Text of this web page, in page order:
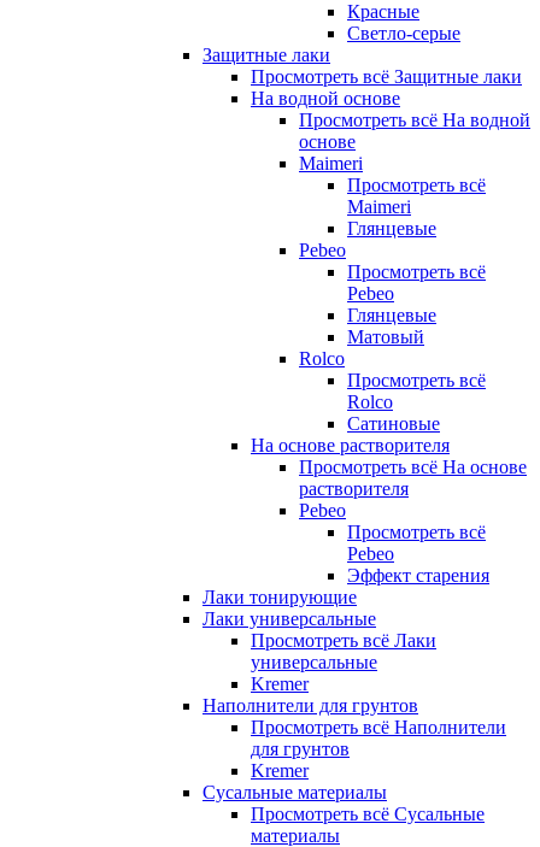
Красные
Светло-серые
Защитные лаки
Просмотреть всё Защитные лаки
На водной основе
Просмотреть всё На водной
основе
Maimeri
Просмотреть всё
Maimeri
Глянцевые
Pebeo
Просмотреть всё
Pebeo
Глянцевые
Матовый
Rolco
Просмотреть всё
Rolco
Сатиновые
На основе растворителя
Просмотреть всё На основе
растворителя
Pebeo
Просмотреть всё
Pebeo
Эффект старения
Лаки тонирующие
Лаки универсальные
Просмотреть всё Лаки
универсальные
Kremer
Наполнители для грунтов
Просмотреть всё Наполнители
для грунтов
Kremer
Сусальные материалы
Просмотреть всё Сусальные
материалы